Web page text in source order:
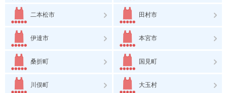
二本松市 田村市
伊達市 本宮市
桑折町 国見町
川俣町 大玉村